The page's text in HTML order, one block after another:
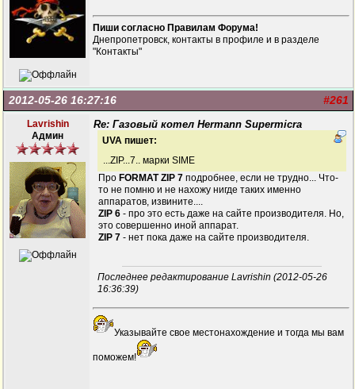
Пиши согласно Правилам Форума!
Днепропетровск, контакты в профиле и в разделе
"Контакты"
#261
2012-05-26 16:27:16
Lavrishin
Админ
Re: Газовый котел Hermann Supermicra
UVA пишет:
...ZIP...7.. марки SIME
Про FORMAT ZIP 7 подробнее, если не трудно... Что-
то не помню и не нахожу нигде таких именно
аппаратов, извините....
ZIP 6 - про это есть даже на сайте производителя. Но,
это совершенно иной аппарат.
ZIP 7 - нет пока даже на сайте производителя.
Последнее редактирование Lavrishin (2012-05-26
16:36:39)
Указывайте свое местонахождение и тогда мы вам
поможем!